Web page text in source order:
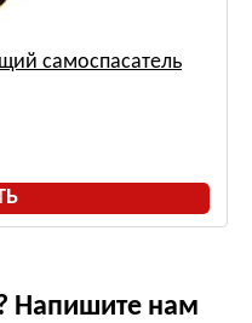
самоспасатель
Напишите нам